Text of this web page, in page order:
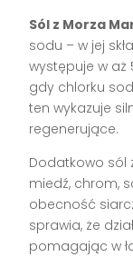
Sól z Morza
sodu – w jej
występuje w aż
gdy chlorku
ten wykazuje
regenerujące.
Dodatkowo sól
miedź, chrom,
obecność
sprawia, że
pomagając w